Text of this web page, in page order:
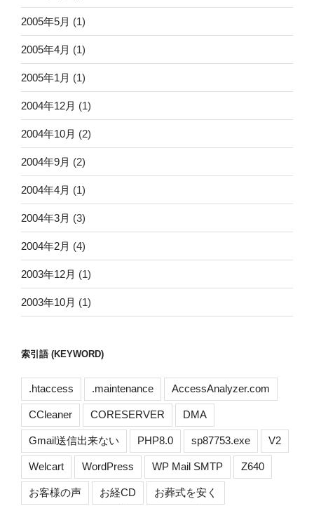
2005年5月 (1)
2005年4月 (1)
2005年1月 (1)
2004年12月 (1)
2004年10月 (2)
2004年9月 (2)
2004年4月 (1)
2004年3月 (3)
2004年2月 (4)
2003年12月 (1)
2003年10月 (1)
索引語 (KEYWORD)
.htaccess .maintenance AccessAnalyzer.com
CCleaner CORESERVER DMA
Gmail送信出来ない PHP8.0 sp87753.exe V2
Welcart WordPress WP Mail SMTP Z640
お客様の声 お経CD お葬式を安く